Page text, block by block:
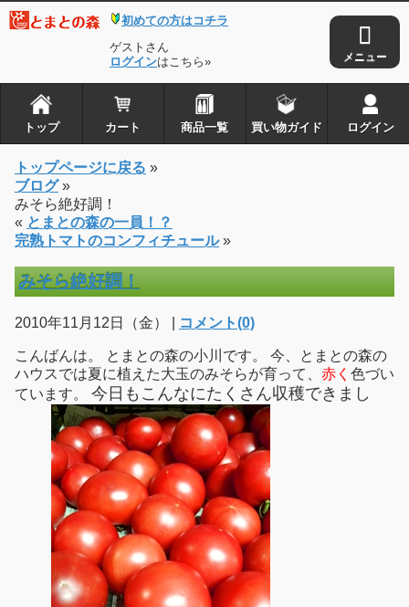
初めての方はコチラ
ゲストさん
ログインはこちら»
トップ カート 商品一覧 買い物ガイド ログイン
トップページに戻る »
ブログ»
みそら絶好調！
« とまとの森の一員！？
完熟トマトのコンフィチュール»
みそら絶好調！
2010年11月12日（金） | コメント(0)
こんばんは。 とまとの森の小川です。 今、とまとの森の
ハウスでは夏に植えた大玉のみそらが育って、 赤く 色づい
ています。 今日もこんなにたくさん収穫できまし